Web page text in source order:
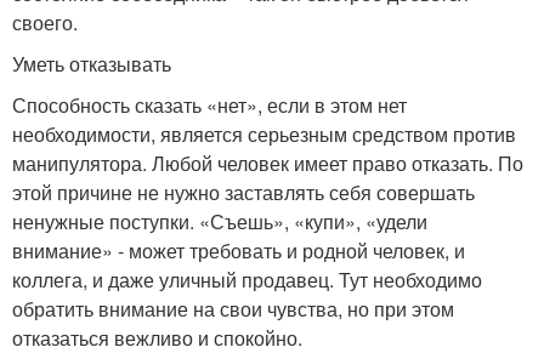
своего.
Уметь отказывать
Способность сказать «нет», если в этом нет
необходимости, является серьезным средством против
манипулятора. Любой человек имеет право отказать. По
этой причине не нужно заставлять себя совершать
ненужные поступки. «Съешь», «купи», «удели
внимание» - может требовать и родной человек, и
коллега, и даже уличный продавец. Тут необходимо
обратить внимание на свои чувства, но при этом
отказаться вежливо и спокойно.